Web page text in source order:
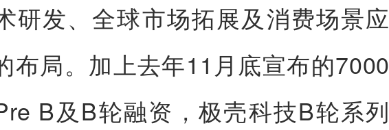
研发、全球市场拓展及消费场景应
布局。加上去年11月底宣布的7000
B及B轮融资，极壳科技B轮系列